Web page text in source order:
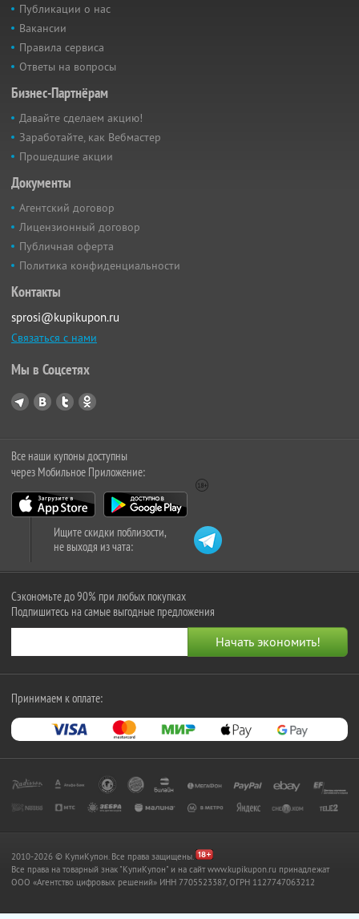
Публикации о нас
Вакансии
Правила сервиса
Ответы на вопросы
Бизнес-Партнёрам
Давайте сделаем акцию!
Заработайте, как Вебмастер
Прошедшие акции
Документы
Агентский договор
Лицензионный договор
Публичная оферта
Политика конфиденциальности
Контакты
sprosi@kupikupon.ru
Связаться с нами
Мы в Соцсетях
Все наши купоны доступны
через Мобильное Приложение:
Ищите скидки поблизости,
не выходя из чата:
Сэкономьте до 90% при любых покупках
Подпишитесь на самые выгодные предложения
Принимаем к оплате:
2010-2026 © КупиКупон. Все права защищены.
Все права на товарный знак "КупиКупон" и на сайт www.kupikupon.ru принадлежат
OOO «Агентство цифровых решений» ИНН 7705523387, ОГРН 1127747063212